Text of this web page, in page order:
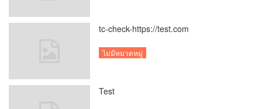
tc-check-https://test.com
ไม่มีหมวดหมู่
Test